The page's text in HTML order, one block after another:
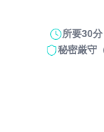
所要30
秘密厳守